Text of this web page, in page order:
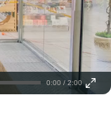
0:00 / 2:00